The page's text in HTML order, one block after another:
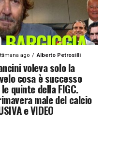
ago Alberto Petrosilli
voleva solo la
cosa è successo
quinte della FIGC.
male del calcio
e VIDEO